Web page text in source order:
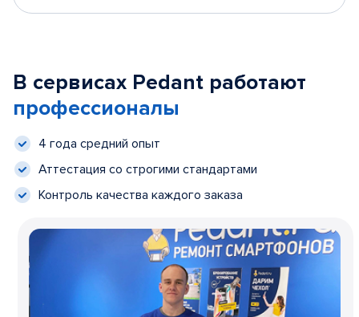
В сервисах Pedant работают
профессионалы
4 года средний опыт
Аттестация со строгими стандартами
Контроль качества каждого заказа